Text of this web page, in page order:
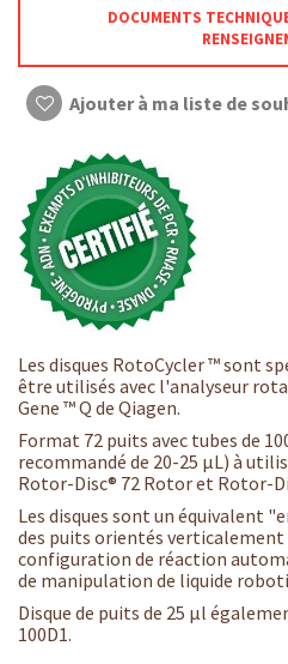
DOCUMENTS
Ajouter à ma liste de
Les disques RotoCycler ™ sont
être utilisés avec l'analyseur
Gene ™ Q de Qiagen.
Format 72 puits avec tubes de
recommandé de 20-25 µL) à
Rotor-Disc® 72 Rotor et Rotor-
Les disques sont un équivalent
des puits orientés verticalement
configuration de réaction
de manipulation de liquide
Disque de puits de 25 µl
100D1.